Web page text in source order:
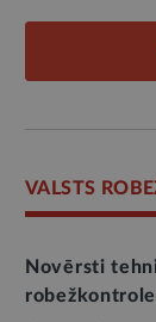
VALSTS
Novērsti